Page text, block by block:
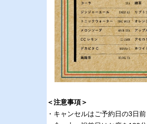
＜注意事項＞
・キャンセルはご予約日の3日